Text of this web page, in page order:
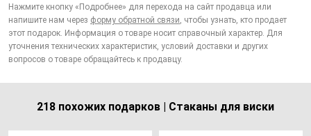
Нажмите кнопку «Подробнее» для перехода на сайт продавца или
напишите нам через форму обратной связи, чтобы узнать, кто продает
этот подарок. Информация о товаре носит справочный характер. Для
уточнения технических характеристик, условий доставки и других
вопросов о товаре обращайтесь к продавцу.
218 похожих подарков | Стаканы для виски